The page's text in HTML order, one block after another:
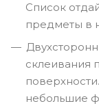
Список
предметы в
склеивания
небольшие